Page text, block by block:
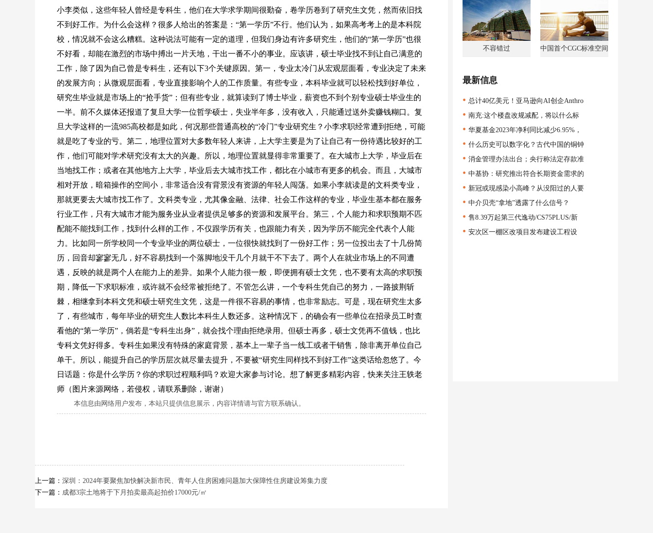
小李类似，这些年轻人曾经是专科生，他们在大学求学期间很勤奋，卷学历卷到了研究生文凭，然而依旧找
不到好工作。为什么会这样？很多人给出的答案是：“第一学历”不行。他们认为，如果高考考上的是本科院
校，情况就不会这么糟糕。这种说法可能有一定的道理，但我们身边有许多研究生，他们的“第一学历”也很
不好看，却能在激烈的市场中搏出一片天地，干出一番不小的事业。应该讲，硕士毕业找不到让自己满意的
工作，除了因为自己曾是专科生，还有以下3个关键原因。第一，专业太冷门从宏观层面看，专业决定了未来
的发展方向；从微观层面看，专业直接影响个人的工作质量。有些专业，本科毕业就可以轻松找到好单位，
研究生毕业就是市场上的“抢手货”；但有些专业，就算读到了博士毕业，薪资也不到个别专业硕士毕业生的
一半。前不久媒体还报道了复旦大学一位哲学硕士，失业半年多，没有收入，只能通过送外卖赚钱糊口。复
旦大学这样的一流985高校都是如此，何况那些普通高校的“冷门”专业研究生？小李求职经常遭到拒绝，可能
就是吃了专业的亏。第二，地理位置对大多数年轻人来讲，上大学主要是为了让自己有一份待遇比较好的工
作，他们可能对学术研究没有太大的兴趣。所以，地理位置就显得非常重要了。在大城市上大学，毕业后在
当地找工作；或者在其他地方上大学，毕业后去大城市找工作，都比在小城市有更多的机会。而且，大城市
相对开放，暗箱操作的空间小，非常适合没有背景没有资源的年轻人闯荡。如果小李就读是的文科类专业，
那就更要去大城市找工作了。文科类专业，尤其像金融、法律、社会工作这样的专业，毕业生基本都在服务
行业工作，只有大城市才能为服务业从业者提供足够多的资源和发展平台。第三，个人能力和求职预期不匹
配能不能找到工作，找到什么样的工作，不仅跟学历有关，也跟能力有关，因为学历不能完全代表个人能
力。比如同一所学校同一个专业毕业的两位硕士，一位很快就找到了一份好工作；另一位投出去了十几份简
历，回音却寥寥无几，好不容易找到一个落脚地没干几个月就干不下去了。两个人在就业市场上的不同遭
遇，反映的就是两个人在能力上的差异。如果个人能力很一般，即便拥有硕士文凭，也不要有太高的求职预
期，降低一下求职标准，或许就不会经常被拒绝了。不管怎么讲，一个专科生凭自己的努力，一路披荆斩
棘，相继拿到本科文凭和硕士研究生文凭，这是一件很不容易的事情，也非常励志。可是，现在研究生太多
了，有些城市，每年毕业的研究生人数比本科生人数还多。这种情况下，的确会有一些单位在招录员工时查
看他的“第一学历”，倘若是“专科生出身”，就会找个理由拒绝录用。但硕士再多，硕士文凭再不值钱，也比
专科文凭好得多。专科生如果没有特殊的家庭背景，基本上一辈子当一线工或者干销售，除非离开单位自己
单干。所以，能提升自己的学历层次就尽量去提升，不要被“研究生同样找不到好工作”这类话给忽悠了。今
日话题：你是什么学历？你的求职过程顺利吗？欢迎大家参与讨论。想了解更多精彩内容，快来关注王轶老
师（图片来源网络，若侵权，请联系删除，谢谢）
本信息由网络用户发布， 本站只提供信息展示，内容详情请与官方联系确认。
上一篇： 深圳：2024年要聚焦加快解决新市民、青年人住房困难问题加大保障性住房建设筹集力度
下一篇： 成都3宗土地将于下月拍卖最高起拍价17000元/㎡
不容错过 中国首个CGC标准空间
最新信息
• 总计40亿美元！亚马逊向AI创企Anthro
• 南充:这个楼盘改规减配，将以什么标
• 华夏基金2023年净利同比减少6.95%，
• 什么历史可以数字化？古代中国的铜钟
• 消金管理办法出台；央行称法定存款准
• 中基协：研究推出符合长期资金需求的
• 新冠或现感染小高峰？从没阳过的人要
• 中介贝壳“拿地”透露了什么信号？
• 售8.39万起第三代逸动/CS75PLUS/新
• 安次区一棚区改项目发布建设工程设